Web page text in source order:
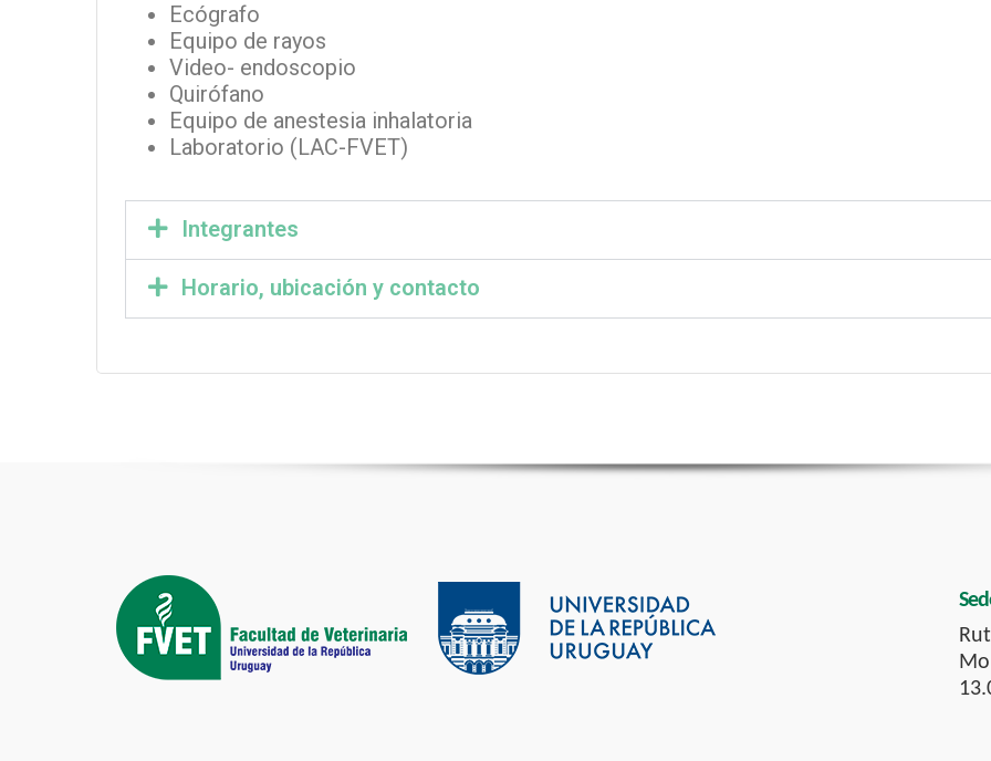
Ecógrafo
Equipo de rayos
Video- endoscopio
Quirófano
Equipo de anestesia inhalatoria
Laboratorio (LAC-FVET)
Integrantes
Horario, ubicación y contacto